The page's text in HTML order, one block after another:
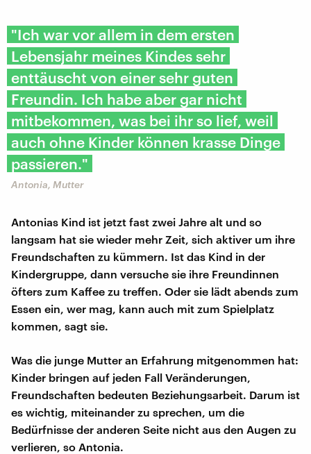
"Ich war vor allem in dem ersten
Lebensjahr meines Kindes sehr
enttäuscht von einer sehr guten
Freundin. Ich habe aber gar nicht
mitbekommen, was bei ihr so lief, weil
auch ohne Kinder können krasse Dinge
passieren."
Antonia, Mutter
Antonias Kind ist jetzt fast zwei Jahre alt und so
langsam hat sie wieder mehr Zeit, sich aktiver um ihre
Freundschaften zu kümmern. Ist das Kind in der
Kindergruppe, dann versuche sie ihre Freundinnen
öfters zum Kaffee zu treffen. Oder sie lädt abends zum
Essen ein, wer mag, kann auch mit zum Spielplatz
kommen, sagt sie.
Was die junge Mutter an Erfahrung mitgenommen hat:
Kinder bringen auf jeden Fall Veränderungen,
Freundschaften bedeuten Beziehungsarbeit. Darum ist
es wichtig, miteinander zu sprechen, um die
Bedürfnisse der anderen Seite nicht aus den Augen zu
verlieren, so Antonia.